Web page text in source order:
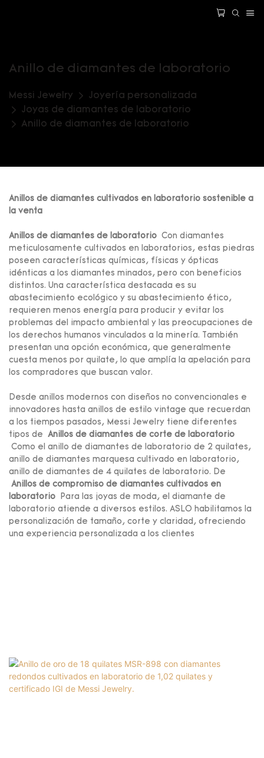
Anillo de diamantes de laboratorio
Messi Jewelry
Joyería personalizada
Joyas de diamantes de laboratorio
Anillo de diamantes de laboratorio
Anillos de diamantes cultivados en laboratorio sostenible a
la venta
Anillos de diamantes de laboratorio Con diamantes
meticulosamente cultivados en laboratorios, estas piedras
poseen características químicas, físicas y ópticas
idénticas a los diamantes minados, pero con beneficios
distintos. Una característica destacada es su
abastecimiento ecológico y su abastecimiento ético,
requieren menos energía para producir y evitar los
problemas del impacto ambiental y las preocupaciones de
los derechos humanos vinculados a la minería. También
presentan una opción económica, que generalmente
cuesta menos por quilate, lo que amplía la apelación para
los compradores que buscan valor.
Desde anillos modernos con diseños no convencionales e
innovadores hasta anillos de estilo vintage que recuerdan
a los tiempos pasados, Messi Jewelry tiene diferentes
tipos de Anillos de diamantes de corte de laboratorio
Como el anillo de diamantes de laboratorio de 2 quilates,
anillo de diamantes marquesa cultivado en laboratorio,
anillo de diamantes de 4 quilates de laboratorio. De
Anillos de compromiso de diamantes cultivados en
laboratorio Para las joyas de moda, el diamante de
laboratorio atiende a diversos estilos. ASLO habilitamos la
personalización de tamaño, corte y claridad, ofreciendo
una experiencia personalizada a los clientes